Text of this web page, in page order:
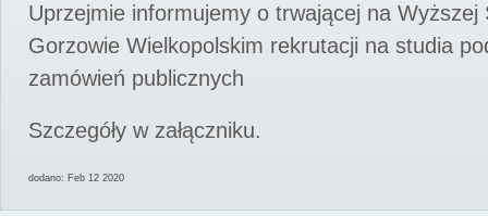
Uprzejmie informujemy o trwającej na Wyższej
Gorzowie Wielkopolskim rekrutacji na studia
zamówień publicznych
Szczegóły w załączniku.
dodano: Feb 12 2020